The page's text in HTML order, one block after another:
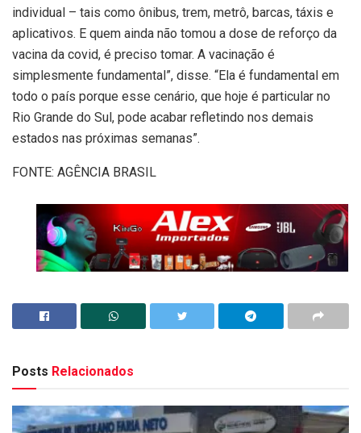
individual – tais como ônibus, trem, metrô, barcas, táxis e
aplicativos. E quem ainda não tomou a dose de reforço da
vacina da covid, é preciso tomar. A vacinação é
simplesmente fundamental”, disse. “Ela é fundamental em
todo o país porque esse cenário, que hoje é particular no
Rio Grande do Sul, pode acabar refletindo nos demais
estados nas próximas semanas”.
FONTE: AGÊNCIA BRASIL
Posts Relacionados